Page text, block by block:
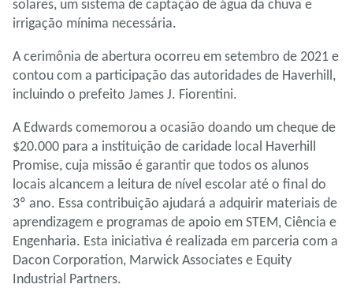
solares, um sistema de captação de água da chuva e
irrigação mínima necessária.
A cerimônia de abertura ocorreu em setembro de 2021 e
contou com a participação das autoridades de Haverhill,
incluindo o prefeito James J. Fiorentini.
A Edwards comemorou a ocasião doando um cheque de
$20.000 para a instituição de caridade local Haverhill
Promise, cuja missão é garantir que todos os alunos
locais alcancem a leitura de nível escolar até o final do
3º ano. Essa contribuição ajudará a adquirir materiais de
aprendizagem e programas de apoio em STEM, Ciência e
Engenharia. Esta iniciativa é realizada em parceria com a
Dacon Corporation, Marwick Associates e Equity
Industrial Partners.